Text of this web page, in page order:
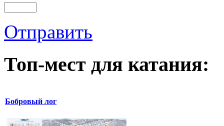
Отправить
Топ-мест для катания:
Бобровый лог